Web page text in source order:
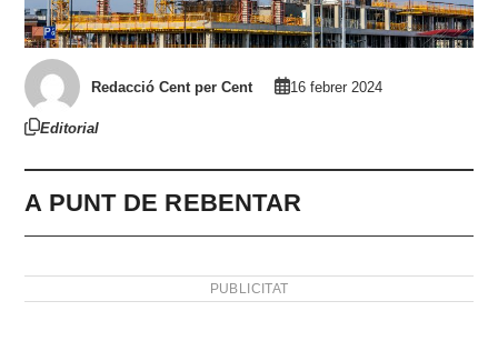
Redacció Cent per Cent 16 febrer 2024
Editorial
A PUNT DE REBENTAR
PUBLICITAT